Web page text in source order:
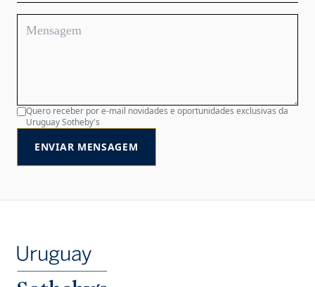
Quero receber por e-mail novidades e oportunidades exclusivas da
Uruguay Sotheby's
ENVIAR MENSAGEM